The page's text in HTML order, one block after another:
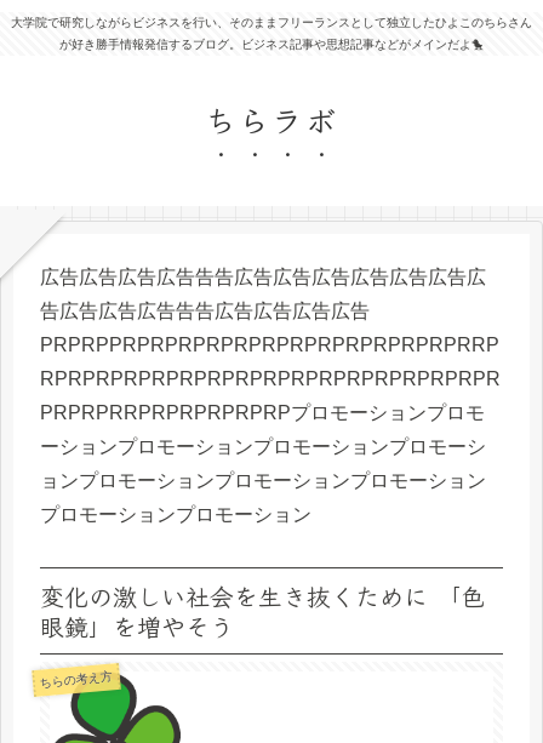
大学院で研究しながらビジネスを行い、そのままフリーランスとして独立したひよこのちらさん
が好き勝手情報発信するブログ。ビジネス記事や思想記事などがメインだよ🐤
ちらラボ
広告広告広告広告告告広告広告広告広告広告広告広
告広告広告広告告告広告広告広告広告
PRPRPPRPRPRPRPRPRPRPRPRPRPRPRPRRP
RPRPRPRPRPRPRPRPRPRPRPRPRPRPRPRPR
PRPRPRRPRPRPRPRPRPプロモーションプロモ
ーションプロモーションプロモーションプロモーシ
ョンプロモーションプロモーションプロモーション
プロモーションプロモーション
変化の激しい社会を生き抜くために 「色
眼鏡」を増やそう
ちらの考え方